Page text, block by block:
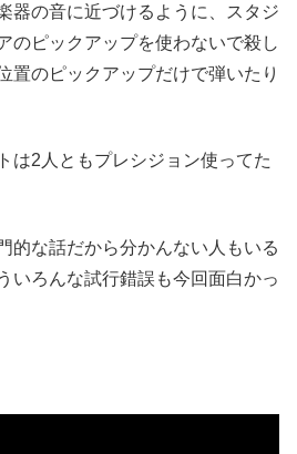
器の音に近づけるように、スタジ
のピックアップを使わないで殺し
置のピックアップだけで弾いたり
は2人ともプレシジョン使ってた
的な話だから分かんない人もいる
いろんな試行錯誤も今回面白かっ